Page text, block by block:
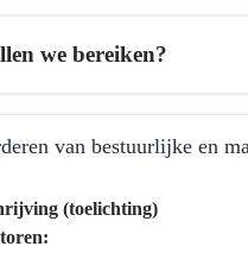
we bereiken?
van bestuurlijke en
(toelichting)